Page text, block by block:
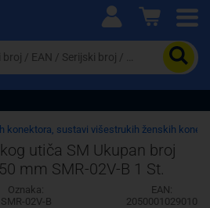
asortiman proizvoda i
Fizičko lice
konektora, sustavi višestrukih ženskih
utiča SM Ukupan broj
mm SMR-02V-B 1 St.
Oznaka:
SMR-02V-B
EAN:
2050001029010